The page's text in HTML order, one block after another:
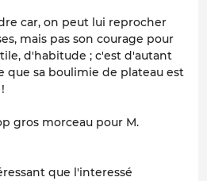
car, on peut lui reprocher
mais pas son courage pour
d'habitude ; c'est d'autant
que sa boulimie de plateau est
gros morceau pour M.
que l'interessé